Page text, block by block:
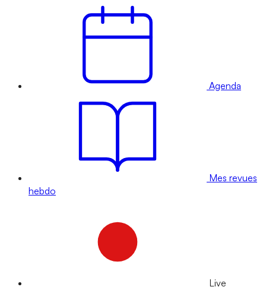
Agenda
Mes revues
hebdo
Live